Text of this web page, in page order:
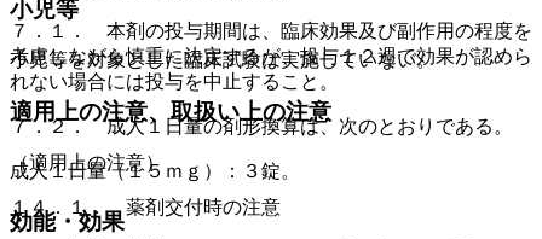
小児等
小児等を対象とした臨床試験は実施していない。
適用上の注意、取扱い上の注意
（適用上の注意）
１４．１． 薬剤交付時の注意
７．１． 本剤の投与期間は、臨床効果及び副作用の程度を
考慮しながら慎重に決定するが、投与１２週で効果が認めら
れない場合には投与を中止すること。
７．２． 成人１日量の剤形換算は、次のとおりである。
成人１日量（１５ｍｇ）：３錠。
効能・効果